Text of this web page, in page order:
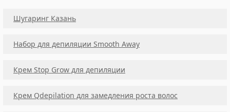
Шугаринг Казань
Набор для депиляции Smooth Away
Крем Stop Grow для депиляции
Крем Qdepilation для замедления роста волос